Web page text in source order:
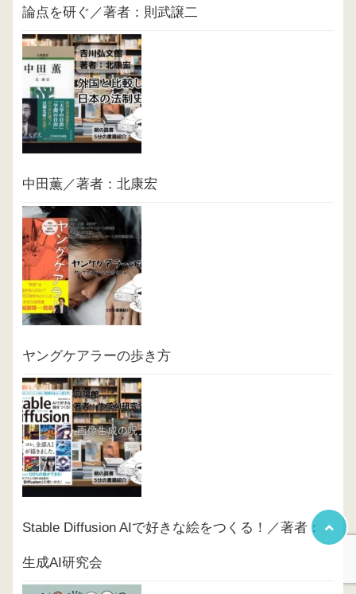
論点を研ぐ／著者：則武譲二
中田薫／著者：北康宏
ヤングケアラーの歩き方
Stable Diffusion AIで好きな絵をつくる！／著者：
生成AI研究会